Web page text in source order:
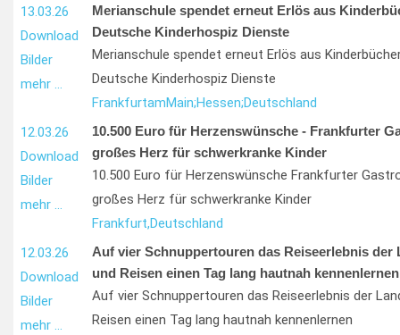
13.03.26
Download
Bilder
mehr …
Merianschule spendet erneut Erlös aus
Deutsche Kinderhospiz Dienste
Merianschule spendet erneut Erlös aus
Deutsche Kinderhospiz Dienste
FrankfurtamMain;Hessen;Deutschland
12.03.26
Download
Bilder
mehr …
10.500 Euro für Herzenswünsche - Frankfurter
großes Herz für schwerkranke Kinder
10.500 Euro für Herzenswünsche Frankfurter
großes Herz für schwerkranke Kinder
Frankfurt,Deutschland
12.03.26
Download
Bilder
mehr …
Auf vier Schnuppertouren das Reiseerlebnis der
und Reisen einen Tag lang hautnah kennenlernen
Auf vier Schnuppertouren das Reiseerlebnis der
Reisen einen Tag lang hautnah kennenlernen